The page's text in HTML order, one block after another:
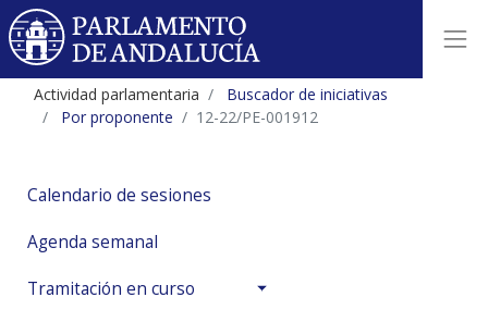
Actividad parlamentaria
Buscador de iniciativas
Por proponente
12-22/PE-001912
Calendario de sesiones
Agenda semanal
Tramitación en curso